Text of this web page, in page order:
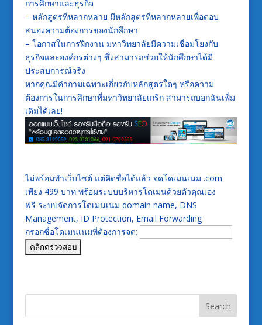
การศึกษาและธุรกิจ
– หลักสูตรที่หลากหลาย มีหลักสูตรที่หลากหลายเพื่อตอบ
สนองความต้องการของนักศึกษา
– โอกาสในการฝึกงาน มหาวิทยาลัยมีความเชื่อมโยงกับ
ธุรกิจและองค์กรต่างๆ ซึ่งสามารถช่วยให้นักศึกษาได้มี
ประสบการณ์จริง
หากคุณมีคำถามเฉพาะเกี่ยวกับหลักสูตรใดๆ หรือความ
ต้องการในการศึกษาที่มหาวิทยาลัยเกริก สามารถบอกฉันเพิ่ม
เติมได้เลย!
ไม่พร้อมทำเว็บไซต์ แต่คิดชื่อได้แล้ว จดโดเมนเนม .com
เพียง 499 บาท พร้อมระบบบริหารโดเมนด้วยตัวคุณเอง
ฟรี ระบบจัดการโดเมนเนม domain name, DNS
Management, ID Protection, Email Forwarding
กรอกชื่อโดเมนเนมที่ต้องการจด: